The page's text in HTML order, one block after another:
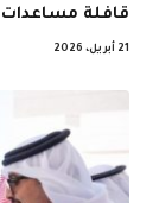
قافلة مساعدات
21 أبريل، 2026